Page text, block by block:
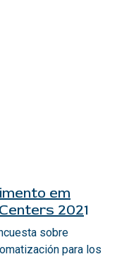
em
2021
sobre
para los